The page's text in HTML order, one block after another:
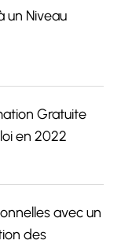
un Niveau
Gratuite
en 2022
avec un
des